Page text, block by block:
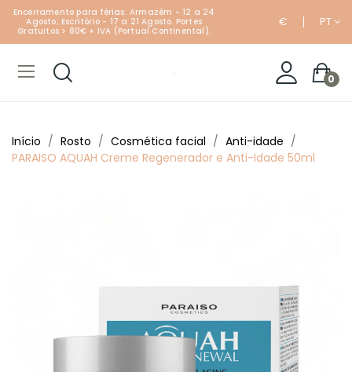
Encerramento para férias: Armazém - 12 a 24
Agosto; Escritório - 17 a 21 Agosto. Portes
Gratuitos > 80€ + IVA (Portual Continental).
€ PT
0
Início Rosto Cosmética facial
Anti-idade
PARAISO AQUAH Creme Regenerador e Anti-Idade 50ml